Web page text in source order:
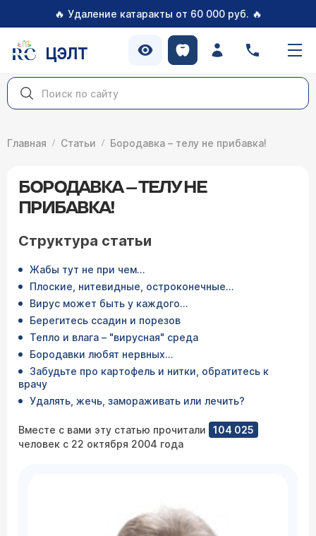
🔥 Удаление катаракты от 60 000 руб. 🔥
ЦЭЛТ
Главная Статьи Бородавка – телу не прибавка!
БОРОДАВКА – ТЕЛУ НЕ
ПРИБАВКА!
Структура статьи
Жабы тут не при чем…
Плоские, нитевидные, остроконечные…
Вирус может быть у каждого…
Берегитесь ссадин и порезов
Тепло и влага – "вирусная" среда
Бородавки любят нервных…
Забудьте про картофель и нитки, обратитесь к
врачу
Удалять, жечь, замораживать или лечить?
Вместе с вами эту статью прочитали
104 025
человек с 22 октября 2004 года